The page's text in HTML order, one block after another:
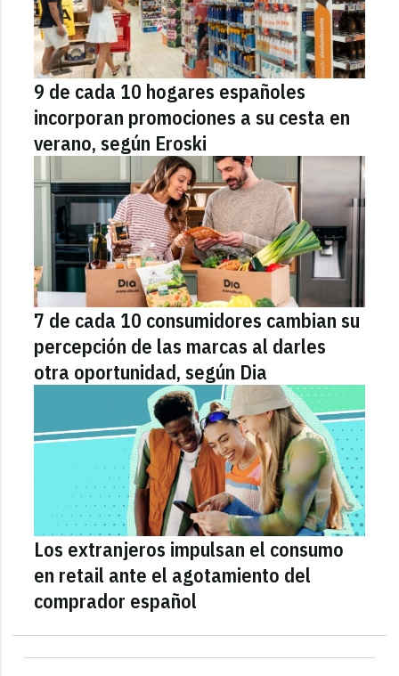
9 de cada 10 hogares españoles
incorporan promociones a su cesta en
verano, según Eroski
7 de cada 10 consumidores cambian su
percepción de las marcas al darles
otra oportunidad, según Dia
Los extranjeros impulsan el consumo
en retail ante el agotamiento del
comprador español